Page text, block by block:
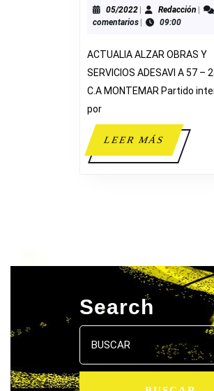
EN
DE
05/202205/2022
| Redacción |
comentarios | 09:00
ACTUALIA ALZAR OBRAS Y
SERVICIOS ADESAVI A 57 –
C.A MONTEMAR Partido
por
LEER MÁSLEER
MÁS
Search
Buscar: